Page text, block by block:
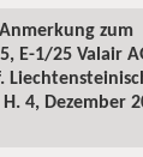
zum
E-1/25 Valair
4, Dezember